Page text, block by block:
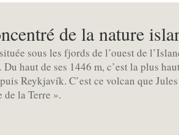
de la nature
sous les fjords de l’ouest de
haut de ses 1446 m, c’est la plus
Reykjavík. C’est ce volcan que
de la Terre ».